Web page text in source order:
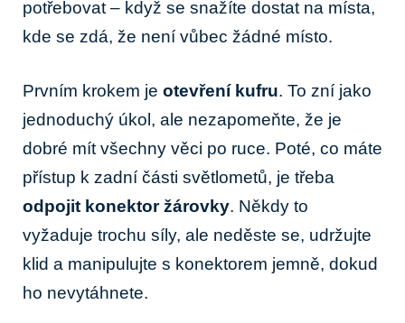
potřebovat – když se snažíte dostat na místa,
kde se zdá, že není vůbec žádné místo.
Prvním krokem je otevření kufru. To zní jako
jednoduchý úkol, ale nezapomeňte, že je
dobré mít všechny věci po ruce. Poté, co máte
přístup k zadní části světlometů, je třeba
odpojit konektor žárovky. Někdy to
vyžaduje trochu síly, ale neděste se, udržujte
klid a manipulujte s konektorem jemně, dokud
ho nevytáhnete.